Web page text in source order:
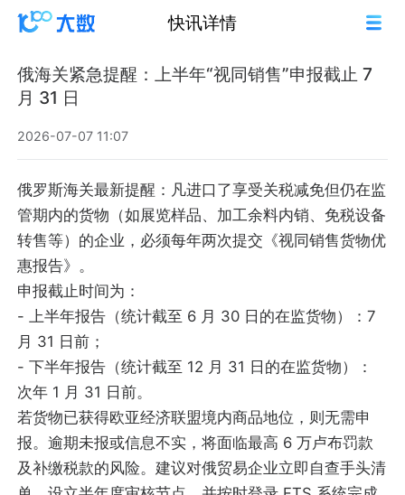
快讯详情
俄海关紧急提醒：上半年“视同销售”申报截止 7
月 31 日
2026-07-07 11:07
俄罗斯海关最新提醒：凡进口了享受关税减免但仍在监
管期内的货物（如展览样品、加工余料内销、免税设备
转售等）的企业，必须每年两次提交《视同销售货物优
惠报告》。
申报截止时间为：
- 上半年报告（统计截至 6 月 30 日的在监货物）：7
月 31 日前；
- 下半年报告（统计截至 12 月 31 日的在监货物）：
次年 1 月 31 日前。
若货物已获得欧亚经济联盟境内商品地位，则无需申
报。逾期未报或信息不实，将面临最高 6 万卢布罚款
及补缴税款的风险。建议对俄贸易企业立即自查手头清